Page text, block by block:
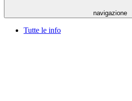
navigazione
Tutte le info